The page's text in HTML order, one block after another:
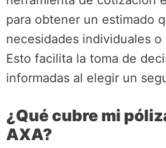
para obtener un estimado
necesidades individuales o
Esto facilita la toma de
informadas al elegir un
¿Qué cubre mi
AXA?